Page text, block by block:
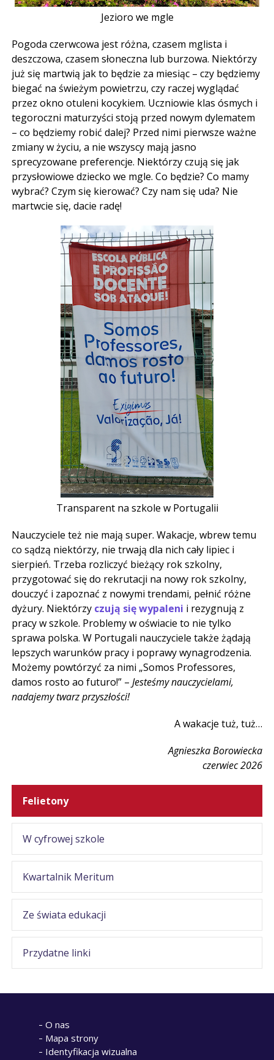
Jezioro we mgle
Pogoda czerwcowa jest różna, czasem mglista i
deszczowa, czasem słoneczna lub burzowa. Niektórzy
już się martwią jak to będzie za miesiąc – czy będziemy
biegać na świeżym powietrzu, czy raczej wyglądać
przez okno otuleni kocykiem. Uczniowie klas ósmych i
tegoroczni maturzyści stoją przed nowym dylematem
– co będziemy robić dalej? Przed nimi pierwsze ważne
zmiany w życiu, a nie wszyscy mają jasno
sprecyzowane preferencje. Niektórzy czują się jak
przysłowiowe dziecko we mgle. Co będzie? Co mamy
wybrać? Czym się kierować? Czy nam się uda? Nie
martwcie się, dacie radę!
Transparent na szkole w Portugalii
Nauczyciele też nie mają super. Wakacje, wbrew temu
co sądzą niektórzy, nie trwają dla nich cały lipiec i
sierpień. Trzeba rozliczyć bieżący rok szkolny,
przygotować się do rekrutacji na nowy rok szkolny,
douczyć i zapoznać z nowymi trendami, pełnić różne
dyżury. Niektórzy czują się wypaleni i rezygnują z
pracy w szkole. Problemy w oświacie to nie tylko
sprawa polska. W Portugali nauczyciele także żądają
lepszych warunków pracy i poprawy wynagrodzenia.
Możemy powtórzyć za nimi „Somos Professores,
damos rosto ao futuro!” –Jesteśmy nauczycielami,
nadajemy twarz przyszłości!
A wakacje tuż, tuż…
Agnieszka Borowiecka
czerwiec 2026
Felietony
W cyfrowej szkole
Kwartalnik Meritum
Ze świata edukacji
Przydatne linki
O nas
Mapa strony
Identyfikacja wizualna